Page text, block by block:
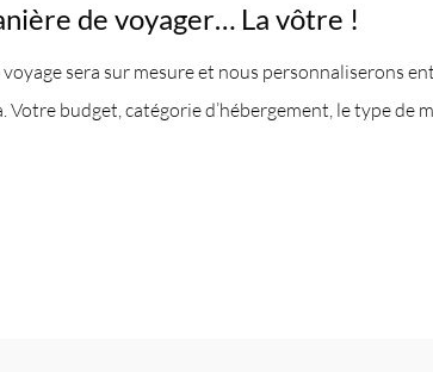
de voyager… La vôtre !
sera sur mesure et nous personnaliserons
Votre budget, catégorie d’hébergement, le type